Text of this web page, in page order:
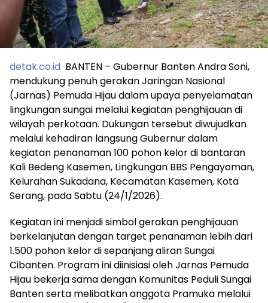
detak.co.id ​BANTEN – Gubernur Banten Andra Soni,
mendukung penuh gerakan Jaringan Nasional
(Jarnas) Pemuda Hijau dalam upaya penyelamatan
lingkungan sungai melalui kegiatan penghijauan di
wilayah perkotaan. Dukungan tersebut diwujudkan
melalui kehadiran langsung Gubernur dalam
kegiatan penanaman 100 pohon kelor di bantaran
Kali Bedeng Kasemen, Lingkungan BBS Pengayoman,
Kelurahan Sukadana, Kecamatan Kasemen, Kota
Serang, pada Sabtu (24/1/2026).
​Kegiatan ini menjadi simbol gerakan penghijauan
berkelanjutan dengan target penanaman lebih dari
1.500 pohon kelor di sepanjang aliran Sungai
Cibanten. Program ini diinisiasi oleh Jarnas Pemuda
Hijau bekerja sama dengan Komunitas Peduli Sungai
Banten serta melibatkan anggota Pramuka melalui